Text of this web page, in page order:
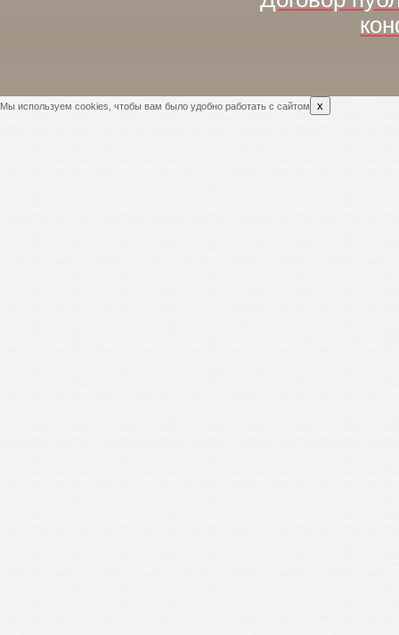
Мы используем cookies, чтобы вам было удобно работать с сайтом x